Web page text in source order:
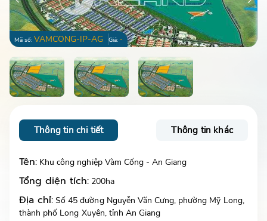
Mã số: VAMCONG-IP-AG Giá: -
Thông tin chi tiết Thông tin khác
Tên: Khu công nghiệp Vàm Cống - An Giang
Tổng diện tích: 200ha
Địa chỉ: Số 45 đường Nguyễn Văn Cưng, phường Mỹ Long,
thành phố Long Xuyên, tỉnh An Giang